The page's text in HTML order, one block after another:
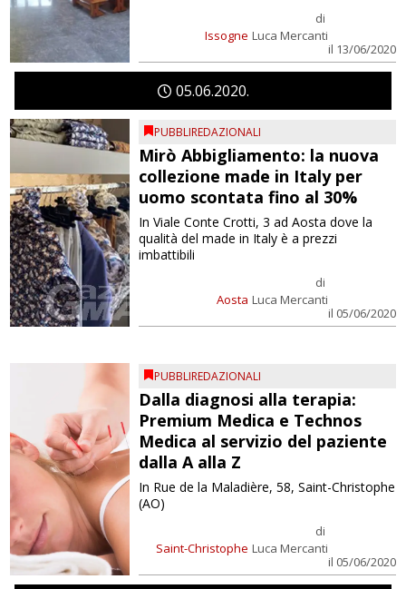
Issogne
di
Luca Mercanti
il 13/06/2020
0506 2020
PUBBLIREDAZIONALI
Mirò Abbigliamento: la nuova
collezione made in Italy per
uomo scontata fino al 30%
Aosta
di
Luca Mercanti
il 05/06/2020
In Viale Conte Crotti, 3 ad Aosta dove la
qualità del made in Italy è a prezzi
imbattibili
PUBBLIREDAZIONALI
Dalla diagnosi alla terapia:
Premium Medica e Technos
Medica al servizio del paziente
dalla A alla Z
Saint-Christophe
di
Luca Mercanti
il 05/06/2020
In Rue de la Maladière, 58, Saint-Christophe
(AO)